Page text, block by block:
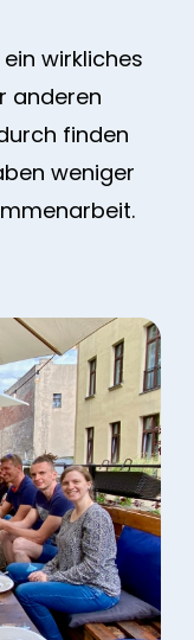
wirkliches
anderen
finden
weniger